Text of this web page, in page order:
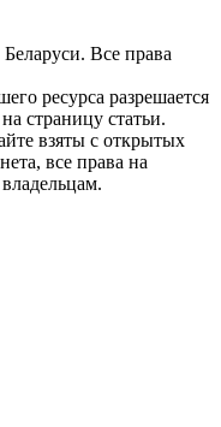
Все права
ресурса разрешается
страницу статьи.
взяты с открытых
все права на